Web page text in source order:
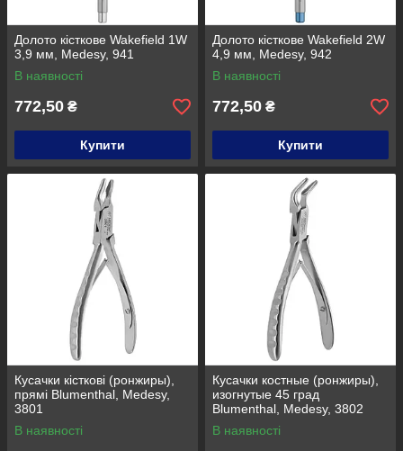
Долото кісткове Wakefield 1W
3,9 мм, Medesy, 941
В наявності
772,50 ₴
Купити
Долото кісткове Wakefield 2W
4,9 мм, Medesy, 942
В наявності
772,50 ₴
Купити
Кусачки кісткові (ронжиры),
прямі Blumenthal, Medesy,
3801
В наявності
Кусачки костные (ронжиры),
изогнутые 45 град
Blumenthal, Medesy, 3802
В наявності